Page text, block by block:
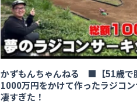
かずもんちゃんねる ■【51歳で
1000万円をかけて作ったラジコ
凄すぎた！